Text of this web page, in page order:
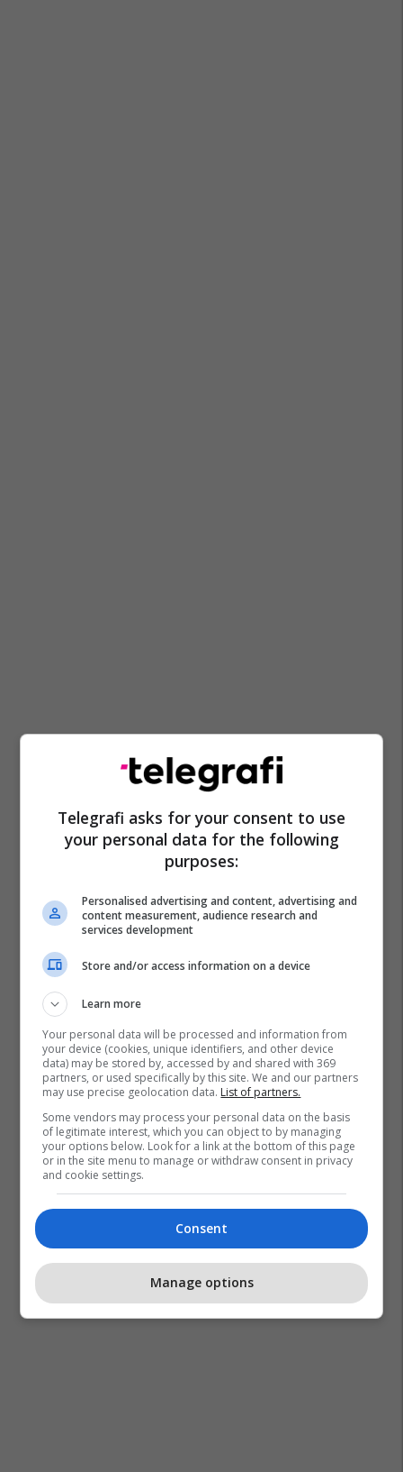
Telegrafi asks for your consent to use
your personal data for the following
purposes:
Personalised advertising and content, advertising and
content measurement, audience research and
services development
Store and/or access information on a device
Learn more
Your personal data will be processed and information from
your device (cookies, unique identifiers, and other device
data) may be stored by, accessed by and shared with 369
partners, or used specifically by this site. We and our partners
may use precise geolocation data. List of partners.
Some vendors may process your personal data on the basis
of legitimate interest, which you can object to by managing
your options below. Look for a link at the bottom of this page
or in the site menu to manage or withdraw consent in privacy
and cookie settings.
Consent
Manage options